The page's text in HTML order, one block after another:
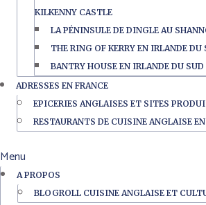
KILKENNY CASTLE
LA PÉNINSULE DE DINGLE AU
THE RING OF KERRY EN IRLANDE DU
BANTRY HOUSE EN IRLANDE DU SUD
ADRESSES EN FRANCE
EPICERIES ANGLAISES ET SITES
RESTAURANTS DE CUISINE ANGLAISE
Menu
A PROPOS
BLOGROLL CUISINE ANGLAISE ET